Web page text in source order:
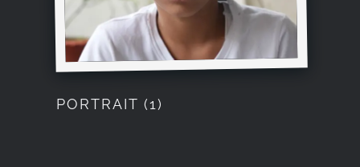
PORTRAIT (1)